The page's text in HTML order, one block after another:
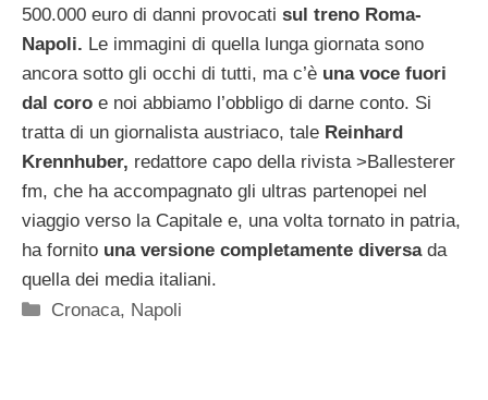
500.000 euro di danni provocati sul treno Roma-
Napoli. Le immagini di quella lunga giornata sono
ancora sotto gli occhi di tutti, ma c’è una voce fuori
dal coro e noi abbiamo l’obbligo di darne conto. Si
tratta di un giornalista austriaco, tale Reinhard
Krennhuber, redattore capo della rivista >Ballesterer
fm, che ha accompagnato gli ultras partenopei nel
viaggio verso la Capitale e, una volta tornato in patria,
ha fornito una versione completamente diversada
quella dei media italiani.
Categorie
Cronaca, Napoli